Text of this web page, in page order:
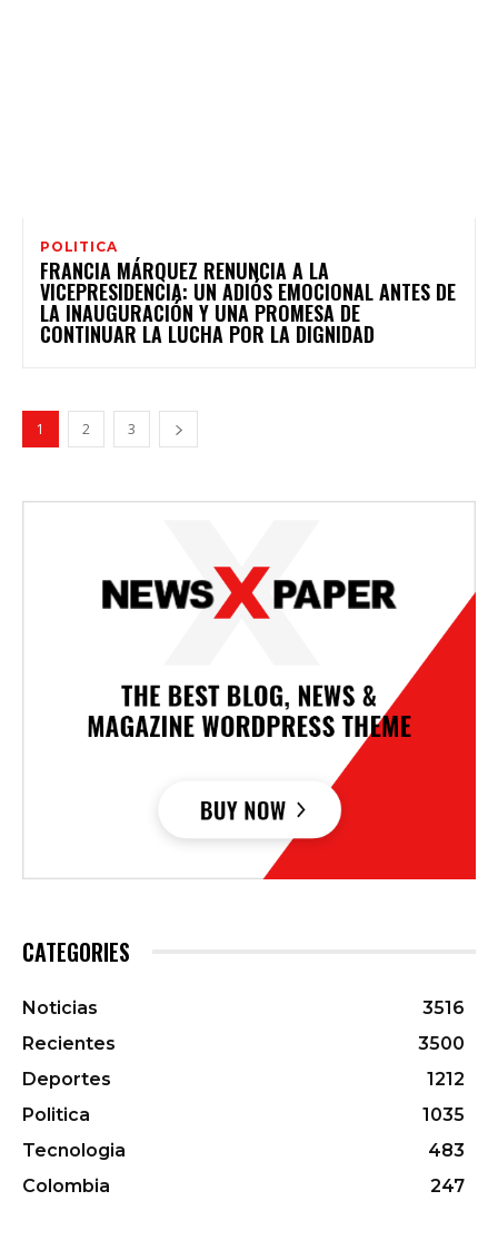
POLITICA
FRANCIA MÁRQUEZ RENUNCIA A LA
VICEPRESIDENCIA: UN ADIÓS EMOCIONAL ANTES DE
LA INAUGURACIÓN Y UNA PROMESA DE
CONTINUAR LA LUCHA POR LA DIGNIDAD
1 2 3
CATEGORIES
Noticias
3516
Recientes
3500
Deportes
1212
Politica
1035
Tecnologia
483
Colombia
247